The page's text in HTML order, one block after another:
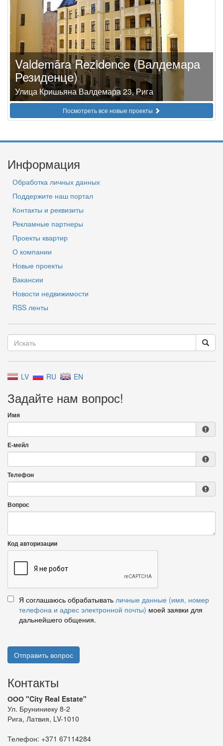
Valdemāra Rezidence (Валдемара
Резиденце)
Улица Кришьяна Валдемара 23, Рига
Посмотреть все новые проекты
Информация
Обработка личных данных
Поддержите наш портал
Контакты и реквизиты
Рекламные партнеры
Проекты квартир
О компании
Новые проекты
Вакансии
Новости недвижимости
RSS ленты
LV RU EN
Задайте нам вопрос!
Имя
Е-мейл
Телефон
Вопрос
Код авторизации
Я соглашаюсь обрабатывать личные данные (имя, номер
телефона и адрес электронной почты) моей заявки для
дальнейшего общения.
Отправить вопрос
Контакты
ООО "City Real Estate"
Ул. Бруниниеку 8-2
Рига, Латвия, LV-1010
Телефон: +371 67114284